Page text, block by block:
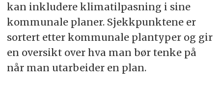
kan inkludere klimatilpasning i sine
kommunale planer. Sjekkpunktene er
sortert etter kommunale plantyper og gir
en oversikt over hva man bør tenke på
når man utarbeider en plan.